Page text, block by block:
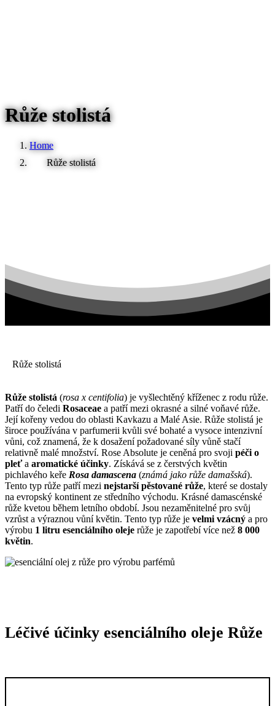
Růže stolistá
Home
Růže stolistá
Růže stolistá
Růže stolistá (rosa x centifolia) je vyšlechtěný kříženec z rodu růže.
Patří do čeledi Rosaceae a patří mezi okrasné a silné voňavé růže.
Její kořeny vedou do oblasti Kavkazu a Malé Asie. Růže stolistá je
široce používána v parfumerii kvůli své bohaté a vysoce intenzivní
vůni, což znamená, že k dosažení požadované síly vůně stačí
relativně malé množství. Rose Absolute je ceněná pro svoji péči o
pleťa aromatické účinky. Získává se z čerstvých květin
pichlavého keře Rosa damascena (známá jako růže damašská).
Tento typ růže patří mezi nejstarší pěstované růže, které se dostaly
na evropský kontinent ze středního východu. Krásné damascénské
růže kvetou během letního období. Jsou nezaměnitelné pro svůj
vzrůst a výraznou vůní květin. Tento typ růže je velmi vzácný a pro
výrobu 1 litru esenciálního oleje růže je zapotřebí více než 8 000
květin.
Léčivé účinky esenciálního oleje Růže